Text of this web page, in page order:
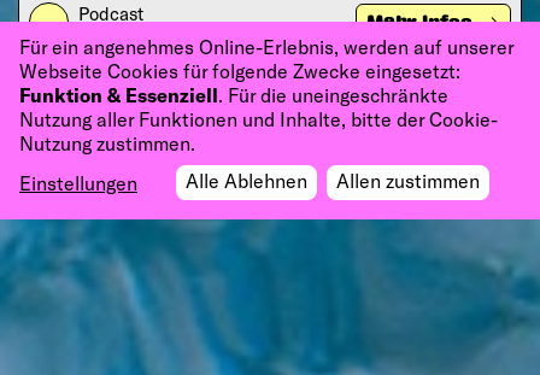
Play Podcast
Mehr Infos
Für ein angenehmes Online-Erlebnis, werden auf unserer
Webseite Cookies für folgende Zwecke eingesetzt:
Funktion & Essenziell. Für die uneingeschränkte
Nutzung aller Funktionen und Inhalte, bitte der Cookie-
Nutzung zustimmen.
Einstellungen
Alle Ablehnen Allen zustimmen